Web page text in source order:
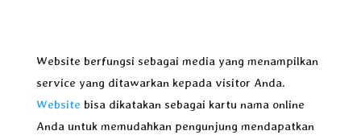
Website berfungsi sebagai media yang menampilkan
service yang ditawarkan kepada visitor Anda.
Website bisa dikatakan sebagai kartu nama online
Anda untuk memudahkan pengunjung mendapatkan